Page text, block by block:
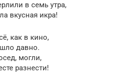
в семь утра,
вкусная икра!
как в кино,
давно.
могли,
разнести!